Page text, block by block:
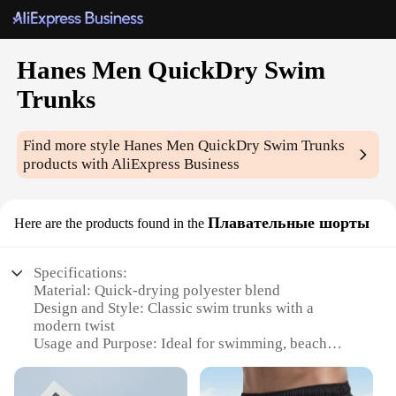
Hanes Men QuickDry Swim
Trunks
Find more styleHanes Men QuickDry Swim Trunks
products with AliExpress Business
Here are the products found in the Плавательные шорты
Specifications:
Material: Quick-drying polyester blend
Design and Style: Classic swim trunks with a
modern twist
Usage and Purpose: Ideal for swimming, beach
Performance and Property: Engineered for quick-